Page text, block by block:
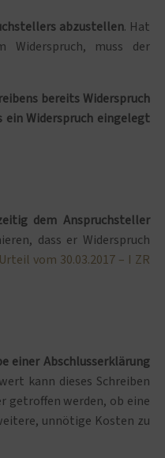
abzustellen. Hat
Widerspruch, muss der
bereits Widerspruch
Widerspruch eingelegt
dem Anspruchsteller
dass er Widerspruch
vom 30.03.2017 – I ZR
einer Abschlusserklärung
kann dieses Schreiben
getroffen werden, ob eine
unnötige Kosten zu